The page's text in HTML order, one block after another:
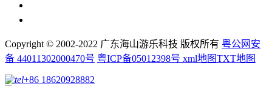
Copyright © 2002-2022 广东海山游乐科技 版权所有 粤公网安
备 44011302000470号 粤ICP备05012398号 xml地图TXT地图
+86 18620928882